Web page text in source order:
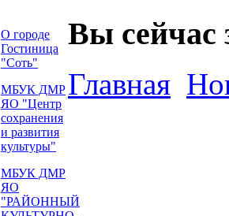
О городе
Гостиница
"Соть"
МБУК ДМР
ЯО "Центр
сохранения
и развития
культуры"
МБУК ДМР
ЯО
"РАЙОННЫЙ
Вы сейчас
Главная